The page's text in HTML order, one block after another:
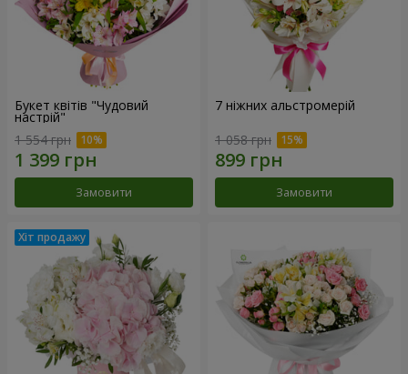
Букет квітів "Чудовий
настрій"
1 554 грн
Замовити
7 ніжних альстромерій
1 058 грн
Замовити